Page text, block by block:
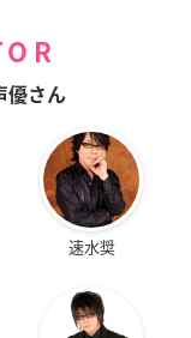
優さん
速水奨